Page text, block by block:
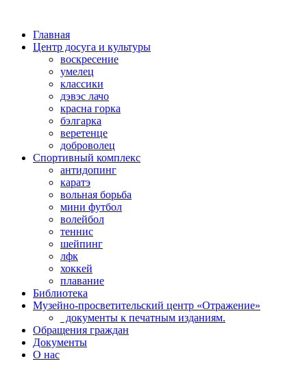
Главная
Центр досуга и культуры
воскресение
умелец
классики
дэвэс лачо
красна горка
бэлгарка
веретенце
доброволец
Спортивный комплекс
антидопинг
каратэ
вольная борьба
мини футбол
волейбол
теннис
шейпинг
лфк
хоккей
плавание
Библиотека
Музейно-просветительский центр «Отражение»
документы к печатным изданиям.
Обращения граждан
Документы
О нас